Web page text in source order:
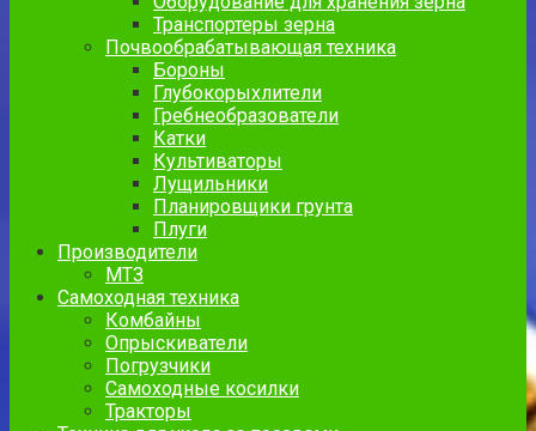
Транспортеры зерна
Почвообрабатывающая техника
Бороны
Глубокорыхлители
Гребнеобразователи
Катки
Культиваторы
Лущильники
Планировщики грунта
Плуги
Производители
МТЗ
Самоходная техника
Комбайны
Опрыскиватели
Погрузчики
Самоходные косилки
Тракторы